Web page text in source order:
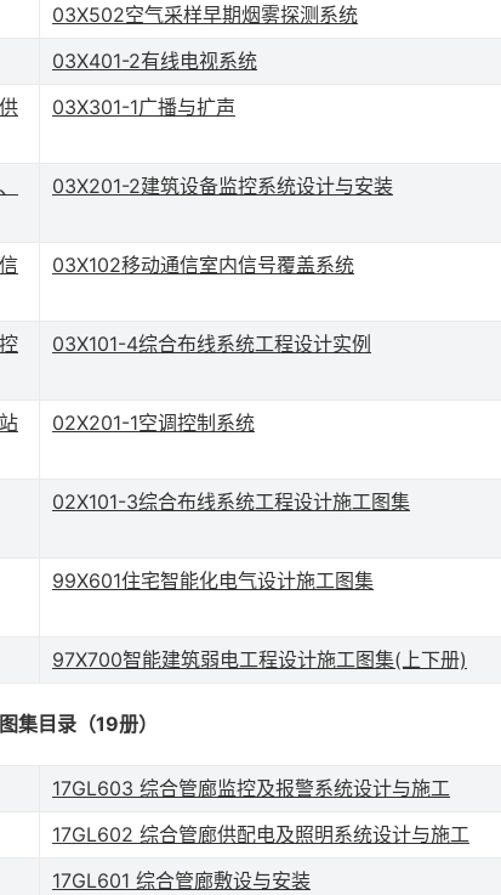
03X502空气采样早期烟雾探测系统
03X401-2有线电视系统
03X301-1广播与扩声
03X201-2建筑设备监控系统设计与安装
03X102移动通信室内信号覆盖系统
03X101-4综合布线系统工程设计实例
02X201-1空调控制系统
02X101-3综合布线系统工程设计施工图集
99X601住宅智能化电气设计施工图集
97X700智能建筑弱电工程设计施工图集(上下册)
集目录（19册）
17GL603 综合管廊监控及报警系统设计与施工
17GL602 综合管廊供配电及照明系统设计与施工
17GL601 综合管廊敷设与安装